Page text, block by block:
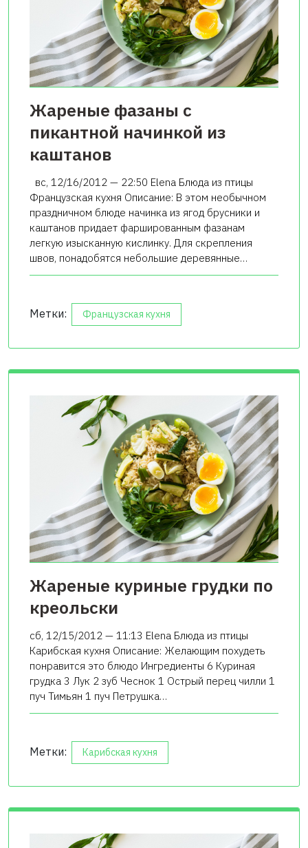
Жареные фазаны с
пикантной начинкой из
каштанов
вс, 12/16/2012 — 22:50 Elena Блюда из птицы
Французская кухня Описание: В этом необычном
праздничном блюде начинка из ягод брусники и
каштанов придает фаршированным фазанам
легкую изысканную кислинку. Для скрепления
швов, понадобятся небольшие деревянные…
Метки: Французская кухня
Жареные куриные грудки по
креольски
сб, 12/15/2012 — 11:13 Elena Блюда из птицы
Карибская кухня Описание: Желающим похудеть
понравится это блюдо Ингредиенты 6 Куриная
грудка 3 Лук 2 зуб Чеснок 1 Острый перец чилли 1
пуч Тимьян 1 пуч Петрушка…
Метки: Карибская кухня